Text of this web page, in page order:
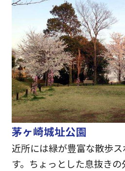
茅ヶ崎城址公園
近所には緑が豊富な散歩
す。ちょっとした息抜き